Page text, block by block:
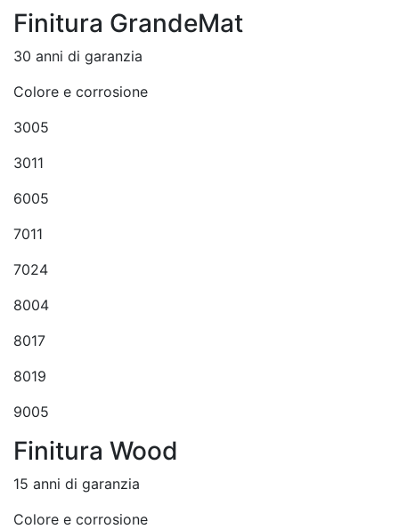
Finitura GrandeMat
30 anni di garanzia
Colore e corrosione
3005
3011
6005
7011
7024
8004
8017
8019
9005
Finitura Wood
15 anni di garanzia
Colore e corrosione